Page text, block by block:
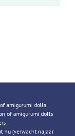
amigurumi dolls
of amigurumi dolls
nu (verwacht najaar